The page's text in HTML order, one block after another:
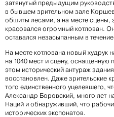
затянутый предыдущим
в бывшем зрительном зале
обшиты лесами, а на месте
красовался огромный котлован.
оставался незасыпанным в
На месте котлована новый худрук
на 1040 мест и сцену, оснащенную
этом исторический антураж
восстановлен. Даже зрительские
того единственного уцелевшего,
Александр Боровский, много лет
Наций и обнаруживший, что
исторических экспонатов.